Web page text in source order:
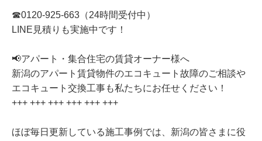
☎0120-925-663（24時間受付中）
LINE見積りも実施中です！
📢アパート・集合住宅の賃貸オーナー様へ
新潟のアパート賃貸物件のエコキュート故障のご相談や
エコキュート交換工事も私たちにお任せください！
+++ +++ +++ +++ +++ +++
ほぼ毎日更新している施工事例では、新潟の皆さまに役